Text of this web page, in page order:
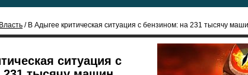
Власть / В Адыгее критическая ситуация с бензином: на 231 тысячу машин
ситуация с